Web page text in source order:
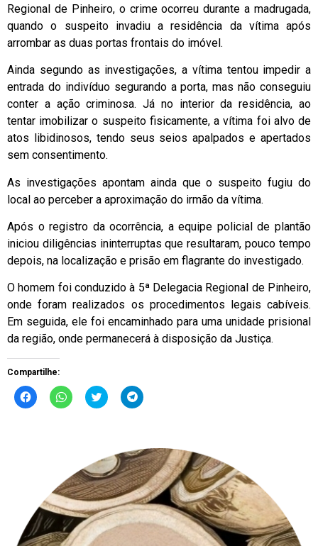
Regional de Pinheiro, o crime ocorreu durante a madrugada,
quando o suspeito invadiu a residência da vítima após
arrombar as duas portas frontais do imóvel.
Ainda segundo as investigações, a vítima tentou impedir a
entrada do indivíduo segurando a porta, mas não conseguiu
conter a ação criminosa. Já no interior da residência, ao
tentar imobilizar o suspeito fisicamente, a vítima foi alvo de
atos libidinosos, tendo seus seios apalpados e apertados
sem consentimento.
As investigações apontam ainda que o suspeito fugiu do
local ao perceber a aproximação do irmão da vítima.
Após o registro da ocorrência, a equipe policial de plantão
iniciou diligências ininterruptas que resultaram, pouco tempo
depois, na localização e prisão em flagrante do investigado.
O homem foi conduzido à 5ª Delegacia Regional de Pinheiro,
onde foram realizados os procedimentos legais cabíveis.
Em seguida, ele foi encaminhado para uma unidade prisional
da região, onde permanecerá à disposição da Justiça.
Compartilhe:
Clique
para
Clique
para
janela)
Clique
para
nova
janela)
Clique
para
nova
janela)